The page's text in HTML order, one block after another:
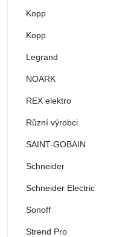
Kopp
Kopp
Legrand
NOARK
REX elektro
Různí výrobci
SAINT-GOBAIN
Schneider
Schneider Electric
Sonoff
Strend Pro